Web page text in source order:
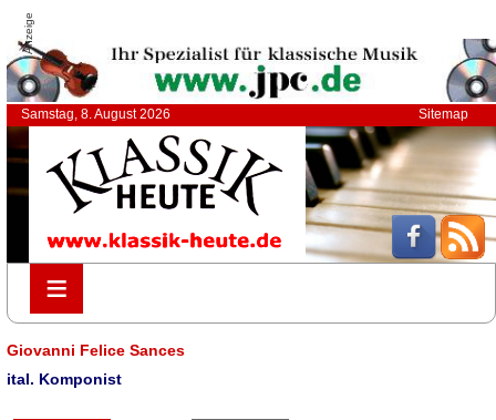
Anzeige
Samstag, 8. August 2026 Sitemap
≡
≡
Giovanni Felice Sances
ital. Komponist